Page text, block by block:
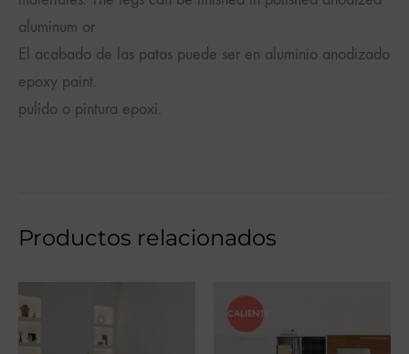
aluminum or
El acabado de las patas puede ser en aluminio anodizado
epoxy paint.
pulido o pintura epoxi.
Productos relacionados
CALIENTE